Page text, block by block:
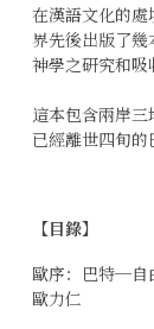
在漢語文化的
界先後出版了
神學之研究和吸
這本包含兩岸
已經離世四旬的
【目錄】
歐序：巴特─自
歐力仁